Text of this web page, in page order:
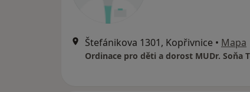
Štefánikova 1301, Kopřivnice • Mapa